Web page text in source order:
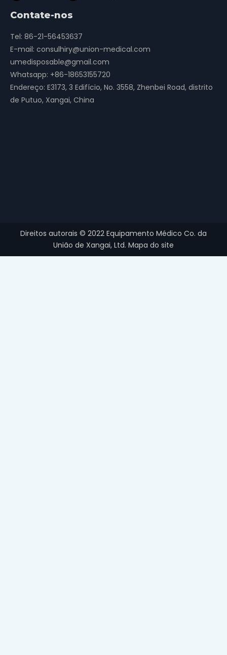
Contate-nos
Tel: 86-21-56453637
E-mail: consulhiry@union-medical.com
umedisposable@gmail.com
Whatsapp: +86-18653155720
Endereço: E3173, 3 Edifício, No. 3558, Zhenbei Road, distrito
de Putuo, Xangai, China
Direitos autorais © 2022 Equipamento Médico Co. da
União de Xangai, Ltd. Mapa do site